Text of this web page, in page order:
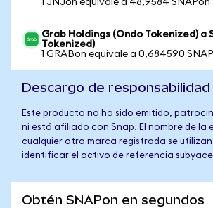
1 JNJon equivale a 48,9584 SNAPon
Grab Holdings (Ondo Tokenized) a
Tokenized)
1 GRABon equivale a 0,684590
Descargo de responsabilidad
Este producto no ha sido emitido,
ni está afiliado con Snap. El nombre de la
cualquier otra marca registrada se
identificar el activo de referencia
Obtén SNAPon en segundos